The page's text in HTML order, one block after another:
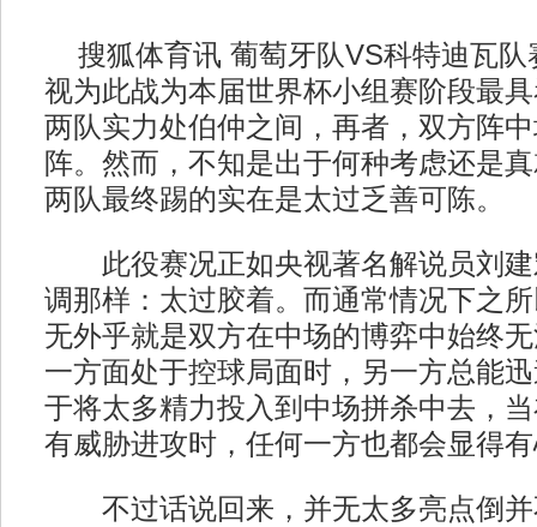
搜狐体育讯 葡萄牙队VS科特迪瓦队
视为此战为本届世界杯小组赛阶段最
两队实力处伯仲之间，再者，双方阵
阵。然而，不知是出于何种考虑还是
两队最终踢的实在是太过乏善可陈。
此役赛况正如央视著名解说员刘建
调那样：太过胶着。而通常情况下之
无外乎就是双方在中场的博弈中始终
一方面处于控球局面时，另一方总能
于将太多精力投入到中场拼杀中去，
有威胁进攻时，任何一方也都会显得
不过话说回来，并无太多亮点倒并